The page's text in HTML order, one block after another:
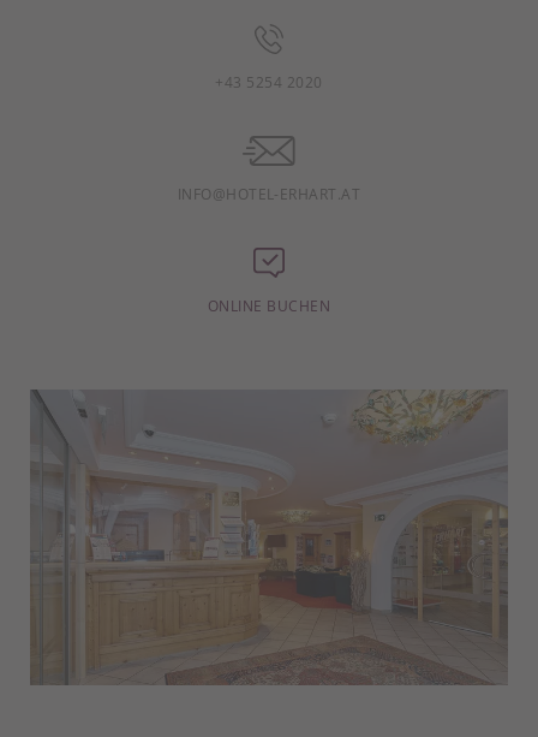
+43 5254 2020
INFO@HOTEL-ERHART.AT
ONLINE BUCHEN